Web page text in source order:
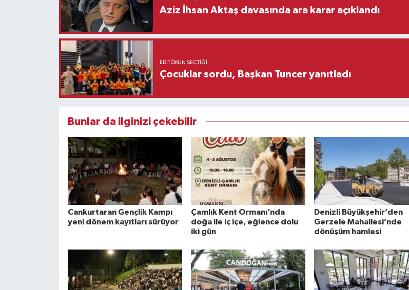
Aziz İhsan Aktaş davasında ara karar açıklandı
EDITÖRÜN SEÇTIĞI
Çocuklar sordu, Başkan Tuncer yanıtladı
Bunlar da ilginizi çekebilir
Cankurtaran Gençlik Kampı
yeni dönem kayıtları sürüyor
Çamlık Kent Ormanı’nda
doğa ile iç içe, eğlence dolu
iki gün
Denizli Büyükşehir’den
Gerzele Mahallesi’nde
dönüşüm hamlesi